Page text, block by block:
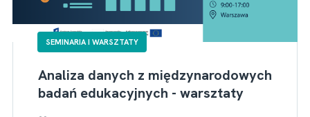
SEMINARIA I WARSZTATY
Analiza danych z międzynarodowych
badań edukacyjnych - warsztaty